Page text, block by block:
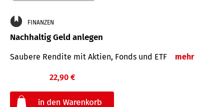
FINANZEN
Nachhaltig Geld anlegen
Saubere Rendite mit Aktien, Fonds und ETF mehr
22,90 €